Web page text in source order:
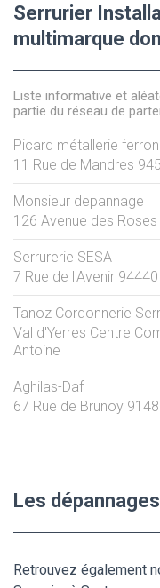
Serrurier
multimarque
Liste informative et
partie du réseau de
Picard métallerie
11 Rue de Mandres
Monsieur depannage
126 Avenue des Roses
Serrurerie SESA
7 Rue de l'Avenir 94440
Tanoz Cordonnerie
Val d'Yerres Centre
Antoine
Aghilas-Daf
67 Rue de Brunoy
Les
Retrouvez également